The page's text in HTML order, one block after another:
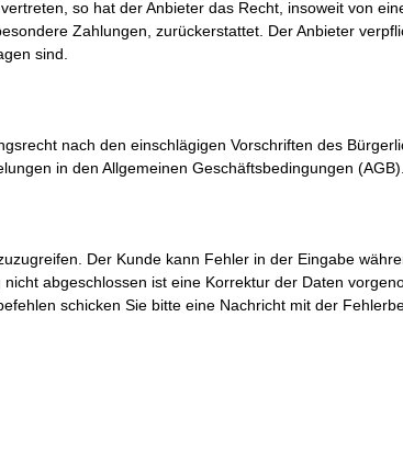
so hat der Anbieter das Recht, insoweit von
Zahlungen, zurückerstattet. Der Anbieter
sind.
nach den einschlägigen Vorschriften des
in den Allgemeinen Geschäftsbedingungen (AGB).
Der Kunde kann Fehler in der Eingabe
abgeschlossen ist eine Korrektur der Daten
schicken Sie bitte eine Nachricht mit der